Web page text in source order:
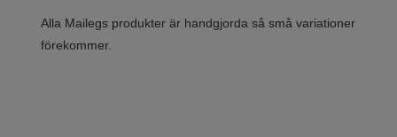
Alla Mailegs produkter är handgjorda så små variationer
förekommer.